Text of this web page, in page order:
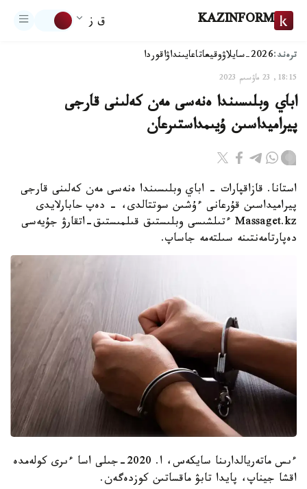
KAZINFORM ق ز
ترەند:2026-سايلاۋ وقيعاتاعايىنداۋاقوردا
18:15, 23 ماۋسىم 2023
اباي وبلىسىندا ەنەسى مەن كەلىنى قارجى
پيراميداسىن ۇيىمداستىرعان
استانا. قازاقپارات - اباي وبلىسىندا ەنەسى مەن كەلىنى قارجى
پيراميداسىن قۇرعانى ءۇشىن سوتتالدى، - دەپ حابارلايدى
Massaget.kz ءتىلشىسى وبلىستىق قىلمىستىق-اتقارۋ جۇيەسى
دەپارتامەنتىنە سىلتەمە جاساپ.
ءىس ماتەريالدارىنا سايكەس، ا. 2020-جىلى اسا ءىرى كولەمدە
اقشا جيناپ، پايدا تابۋ ماقساتىن كوزدەگەن.